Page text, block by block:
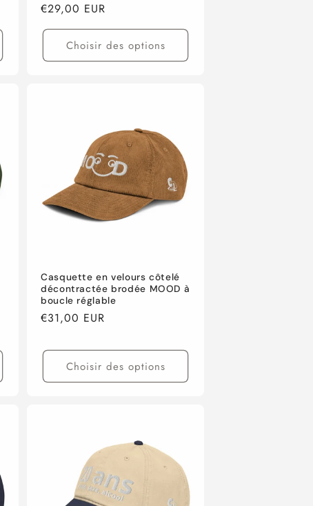
Prix
habituel
€29,00 EUR
Choisir des options
Casquette en velours côtelé
décontractée brodée MOOD à
boucle réglable
Prix
€31,00 EUR
Choisir des options